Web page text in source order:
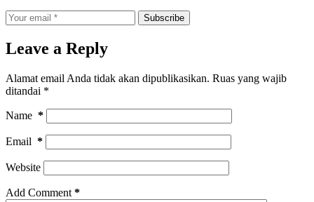
Subscribe
Leave a Reply
Alamat email Anda tidak akan dipublikasikan. Ruas yang wajib
ditandai *
Name *
Email *
Website
Add Comment *